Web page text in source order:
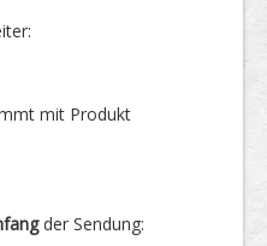
mit Produkt
der Sendung: